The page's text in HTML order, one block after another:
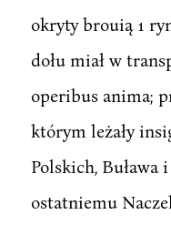
okryty brouią 1
dołu miał w
operibus anima;
którym leżały
Polskich, Buława
ostatniemu